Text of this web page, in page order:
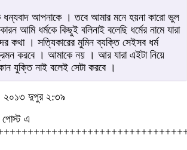
আপনাকে । তবে আমার মনে হয়না কারো ভুল
আমি ধর্মকে কিছুই বলিনাই বলেছি ধর্মের নামে যারা
কথা । সত্যিকারের মুমিন ব্যক্তি সেইসব ধর্ম
করবে । আমাকে নয় । আর যারা এইটা নিয়ে
যুক্তি নাই বলেই সেটা করবে ।
২০১৩ দুপুর ২:৩৯
পোস্ট এ